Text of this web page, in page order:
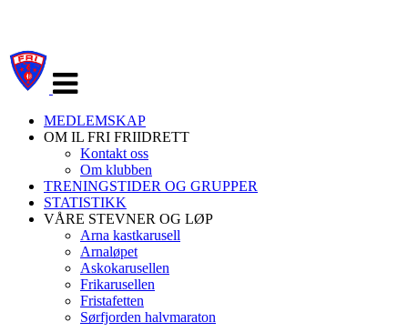
navigasjon
MEDLEMSKAP
OM IL FRI FRIIDRETT
Kontakt oss
Om klubben
TRENINGSTIDER OG GRUPPER
STATISTIKK
VÅRE STEVNER OG LØP
Arna kastkarusell
Arnaløpet
Askokarusellen
Frikarusellen
Fristafetten
Sørfjorden halvmaraton